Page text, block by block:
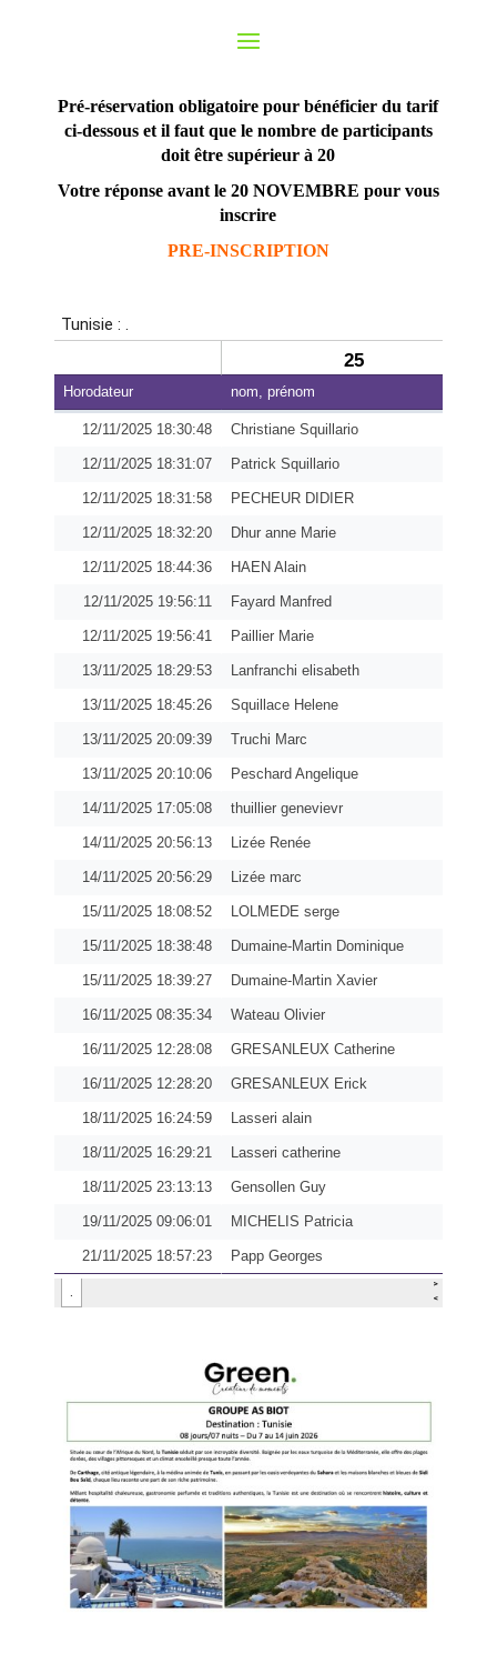
Voyage en Tunisie
Pré-réservation obligatoire pour bénéficier du tarif
ci-dessous et il faut que le nombre de participants
doit être supérieur à 20
Votre réponse avant le 20 NOVEMBRE pour vous
inscrire
PRE-INSCRIPTION